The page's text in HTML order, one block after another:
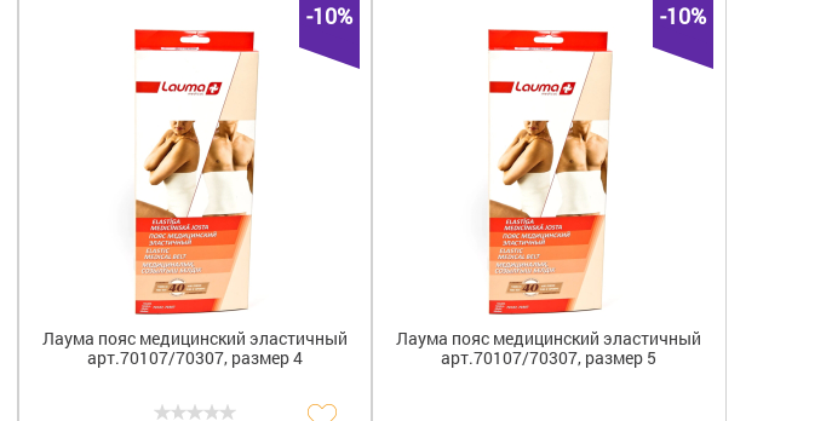
-10%
Лаума пояс медицинский эластичный
арт.70107/70307, размер 4
-10%
Лаума пояс медицинский эластичный
арт.70107/70307, размер 5